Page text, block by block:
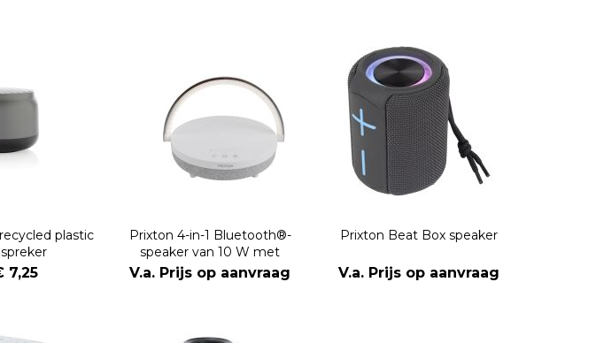
plastic
7,25
Prixton 4-in-1 Bluetooth®-
speaker van 10 W met
ledverlichting en draadloos
oplaadstation
V.a. Prijs op aanvraag
Prixton Beat Box speaker
V.a. Prijs op aanvraag